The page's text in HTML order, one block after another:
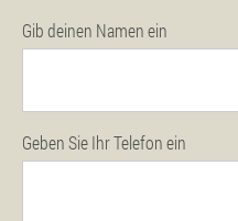
Gib deinen Namen ein
Geben Sie Ihr Telefon ein